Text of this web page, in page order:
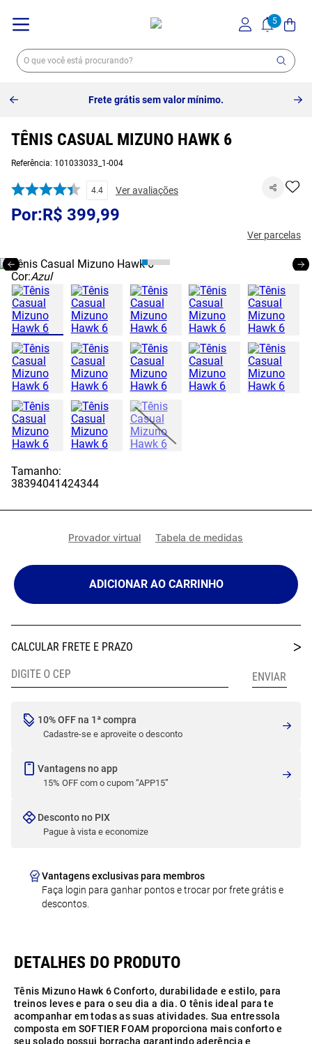
Frete grátis sem valor mínimo.
TÊNIS CASUAL MIZUNO HAWK 6
Referência: 101033033_1-004
4.4 Ver avaliações
R$ 399,99
Ver parcelas
Cor:Azul
Tamanho:
38394041424344
Provador virtual Tabela de medidas
ADICIONAR AO CARRINHO
10% OFF na 1ª compra
Cadastre-se e aproveite o desconto
Vantagens no app
15% OFF com o cupom “APP15”
Desconto no PIX
Pague à vista e economize
Vantagens exclusivas para membros
Faça login para ganhar pontos e trocar por frete grátis e
descontos.
Tênis Mizuno Hawk 6 Conforto, durabilidade e estilo, para
treinos leves e para o seu dia a dia. O tênis ideal para te
acompanhar em todas as suas atividades. Sua entressola
composta em SOFTIER FOAM proporciona mais conforto e
seu solado possui borracha garantindo aderência e